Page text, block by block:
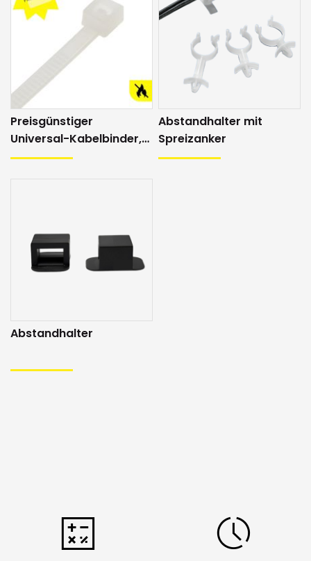
Preisgünstiger
Universal-Kabelbinder,
natur
Abstandhalter mit
Spreizanker
Abstandhalter